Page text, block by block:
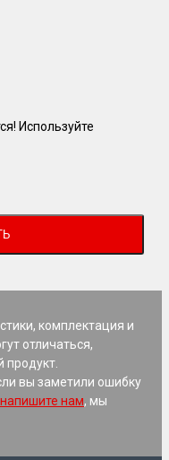
Используйте
комплектация и
отличаться,
продукт.
вы заметили ошибку
напишите нам, мы